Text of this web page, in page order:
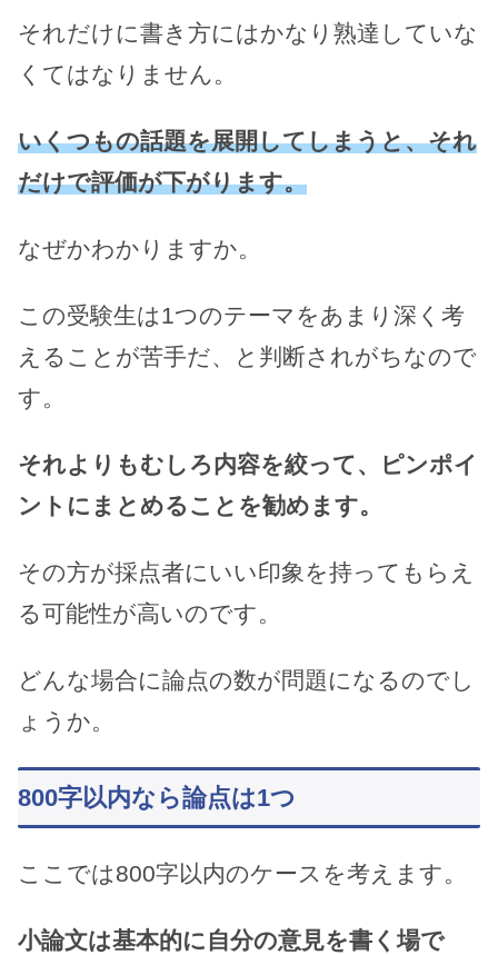
それだけに書き方にはかなり熟達していな
くてはなりません。
いくつもの話題を展開してしまうと、それ
だけで評価が下がります。
なぜかわかりますか。
この受験生は1つのテーマをあまり深く考
えることが苦手だ、と判断されがちなので
す。
それよりもむしろ内容を絞って、ピンポイ
ントにまとめることを勧めます。
その方が採点者にいい印象を持ってもらえ
る可能性が高いのです。
どんな場合に論点の数が問題になるのでし
ょうか。
800字以内なら論点は1つ
ここでは800字以内のケースを考えます。
小論文は基本的に自分の意見を書く場で